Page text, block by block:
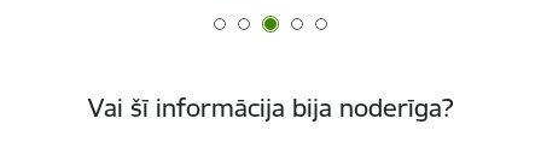
Vai šī informācija bija noderīga?